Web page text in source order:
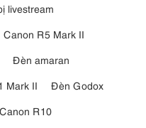
livestream
Canon R5 Mark II
Đèn amaran
Mark II
Đèn Godox
Canon R10